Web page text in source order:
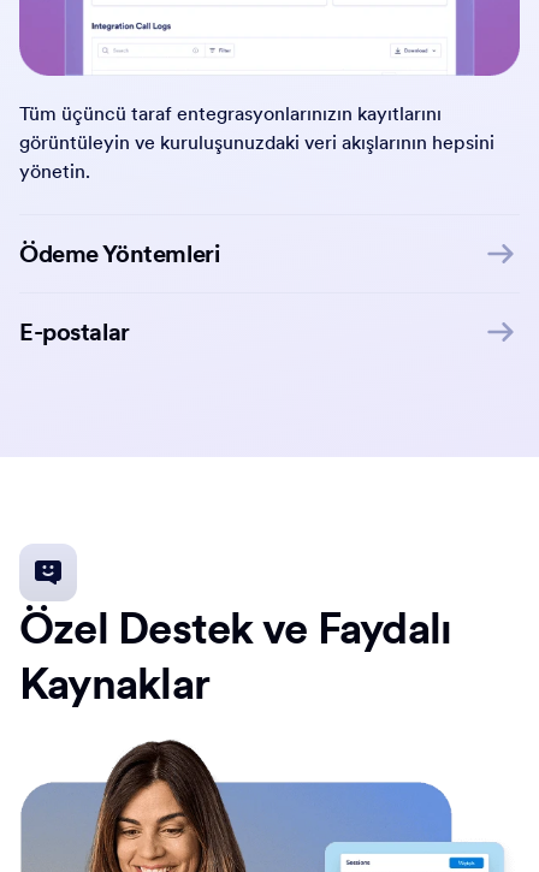
Tüm üçüncü taraf entegrasyonlarınızın kayıtlarını
görüntüleyin ve kuruluşunuzdaki veri akışlarının hepsini
yönetin.
Ödeme Yöntemleri
E-postalar
Özel Destek ve Faydalı
Kaynaklar